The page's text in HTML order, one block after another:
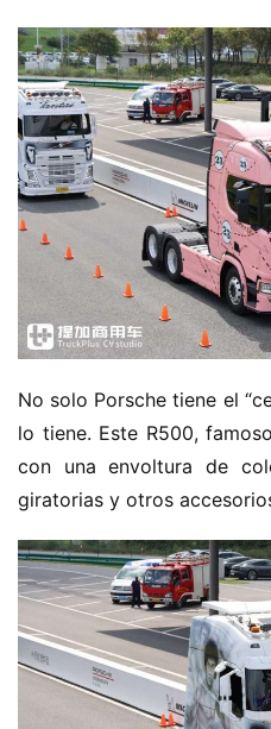
No solo Porsche tiene el
lo tiene. Este R500,
con una envoltura de
giratorias y otros